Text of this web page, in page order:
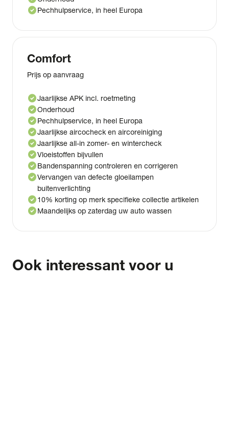
check_circlePechhulpservice, in heel Europa
Comfort
Prijs op aanvraag
check_circleJaarlijkse APK incl. roetmeting
check_circleOnderhoud
check_circlePechhulpservice, in heel Europa
check_circleJaarlijkse aircocheck en aircoreiniging
check_circleJaarlijkse all-in zomer- en wintercheck
check_circleVloeistoffen bijvullen
check_circleBandenspanning controleren en corrigeren
check_circleVervangen van defecte gloeilampen
buitenverlichting
check_circle10% korting op merk specifieke collectie artikelen
check_circleMaandelijks op zaterdag uw auto wassen
Ook interessant voor u